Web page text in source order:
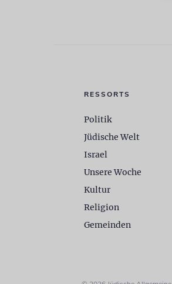
RESSORTS
Politik
Jüdische Welt
Israel
Unsere Woche
Kultur
Religion
Gemeinden